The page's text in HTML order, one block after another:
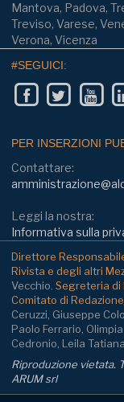
Mantova, Padova,
Treviso, Varese,
Verona, Vicenza
#SEGUICI:
PER INSERZIONI
Contattare:
Leggi la nostra:
Informativa sulla
Direttore
Rivista e degli altri
Vecchio. Segreteria di
Comitato di
Ceruzzi, Giuseppe
Paolo Ferrario,
Cedronio, Leila
Riproduzione vietata.
ARUM srl